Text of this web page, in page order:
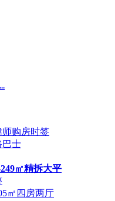
购房时签
巴士
㎡精拆大平
㎡四房两厅